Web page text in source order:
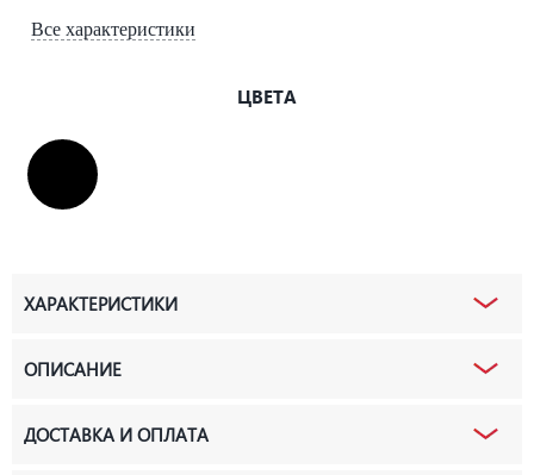
Все характеристики
ЦВЕТА
ХАРАКТЕРИСТИКИ
ОПИСАНИЕ
ДОСТАВКА И ОПЛАТА